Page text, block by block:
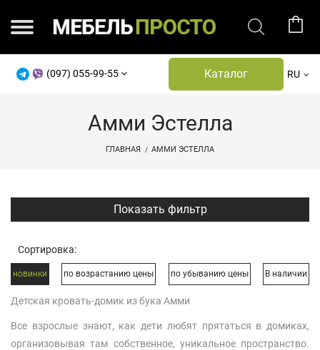
(097) 055-99-55 Каталог RU
Амми Эстелла
ГЛАВНАЯ АММИ ЭСТЕЛЛА
Сортировка:
новинки по возрастанию цены по убыванию цены В наличии
Детская кровать-домик из бука Амми
Все взрослые знают, как дети любят прятаться в домиках,
организовывая там собственное, уникальное пространство.
Показать фильтр